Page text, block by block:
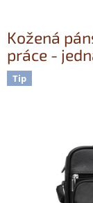
Kožená
práce -
Tip